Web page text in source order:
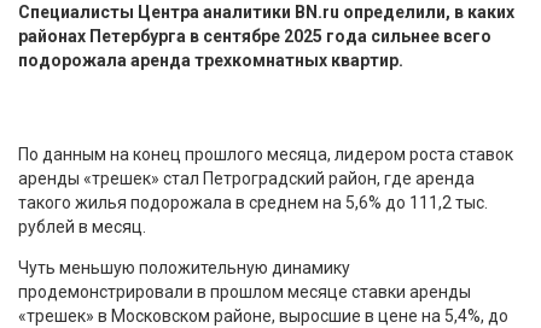
Специалисты Центра аналитики BN.ru определили, в каких
районах Петербурга в сентябре 2025 года сильнее всего
подорожала аренда трехкомнатных квартир.
По данным на конец прошлого месяца, лидером роста ставок
аренды «трешек» стал Петроградский район, где аренда
такого жилья подорожала в среднем на 5,6% до 111,2 тыс.
рублей в месяц.
Чуть меньшую положительную динамику
продемонстрировали в прошлом месяце ставки аренды
«трешек» в Московском районе, выросшие в цене на 5,4%, до